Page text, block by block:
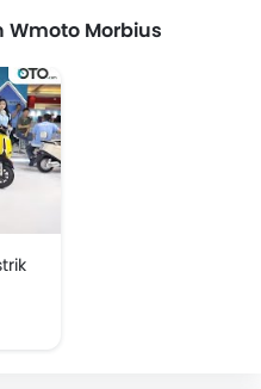
Wmoto Morbius